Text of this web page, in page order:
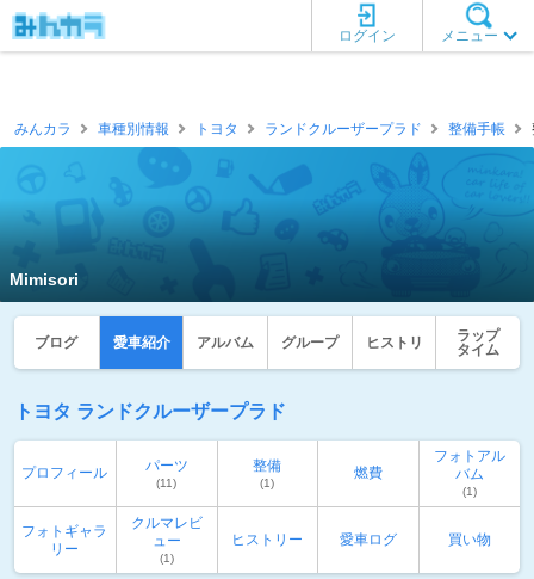
メニュー
ログイン
みんカラ 車種別情報 トヨタ ランドクルーザープラド 整備手帳
Mimisori
ブログ 愛車紹介 アルバム グループ ヒストリ
ラップ
タイム
トヨタ ランドクルーザープラド
プロフィール パーツ
(11)
整備
(1)
燃費
フォトアル
バム
(1)
フォトギャラ
リー
クルマレビ
ュー
(1)
ヒストリー 愛車ログ 買い物